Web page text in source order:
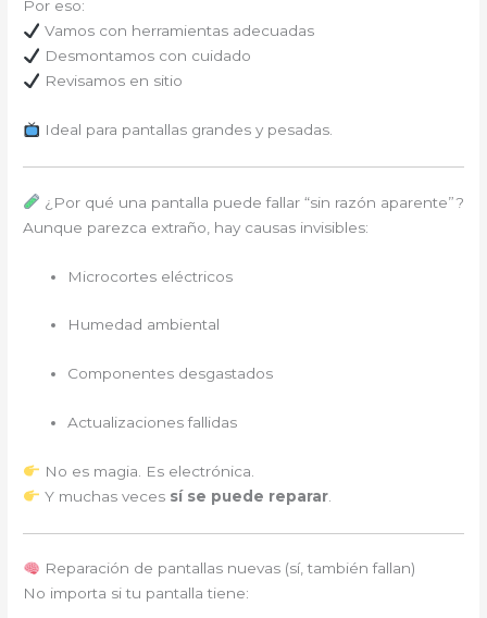
Por eso:
Vamos con herramientas adecuadas
Desmontamos con cuidado
Revisamos en sitio
Ideal para pantallas grandes y pesadas.
¿Por qué una pantalla puede fallar “sin razón aparente”?
Aunque parezca extraño, hay causas invisibles:
Microcortes eléctricos
Humedad ambiental
Componentes desgastados
Actualizaciones fallidas
No es magia. Es electrónica.
Y muchas veces sí se puede reparar.
Reparación de pantallas nuevas (sí, también fallan)
No importa si tu pantalla tiene: